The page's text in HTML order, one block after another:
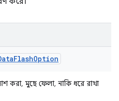
FlashOption
করা, মুছে ফেলা, নাকি ধরে রাখা